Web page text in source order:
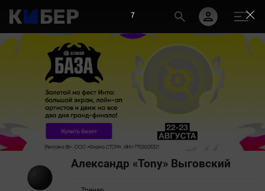
Александр «Tony» Выговский
7